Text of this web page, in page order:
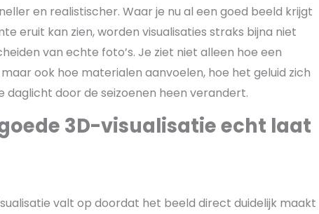
en realistischer. Waar je nu al een goed beeld krijgt
eruit kan zien, worden visualisaties straks bijna niet
van echte foto’s. Je ziet niet alleen hoe een
ook hoe materialen aanvoelen, hoe het geluid zich
daglicht door de seizoenen heen verandert.
3D-visualisatie echt laat
valt op doordat het beeld direct duidelijk maakt